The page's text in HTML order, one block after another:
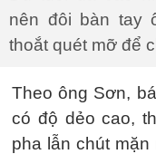
nên đôi bàn tay
thoắt quét mỡ để
Theo ông Sơn,
có độ dẻo cao,
pha lẫn chút